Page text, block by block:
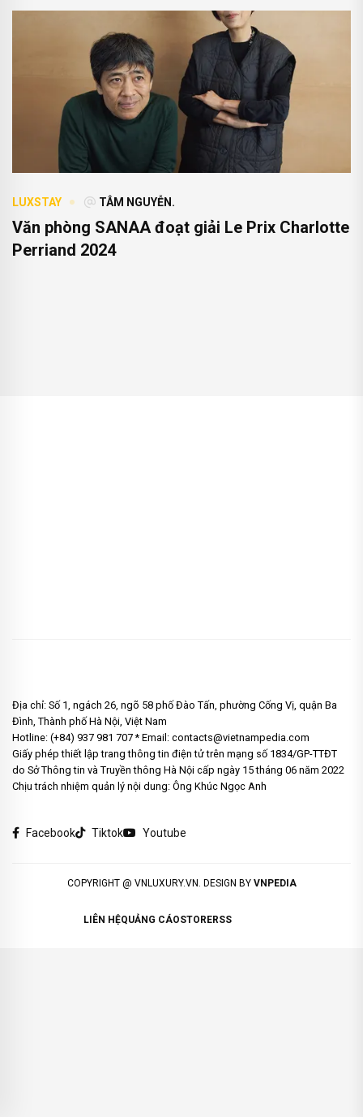
LUXSTAY TÂM NGUYỄN.
Văn phòng SANAA đoạt giải Le Prix Charlotte
Perriand 2024
Địa chỉ: Số 1, ngách 26, ngõ 58 phố Đào Tấn, phường Cống Vị, quận Ba
Đình, Thành phố Hà Nội, Việt Nam
Hotline: (+84) 937 981 707 * Email: contacts@vietnampedia.com
Giấy phép thiết lập trang thông tin điện tử trên mạng số 1834/GP-TTĐT
do Sở Thông tin và Truyền thông Hà Nội cấp ngày 15 tháng 06 năm 2022
Chịu trách nhiệm quản lý nội dung: Ông Khúc Ngọc Anh
Facebook Tiktok Youtube
COPYRIGHT @ VNLUXURY.VN. DESIGN BY VNPEDIA
LIÊN HỆQUẢNG CÁOSTORERSS